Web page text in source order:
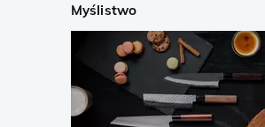
Myślistwo